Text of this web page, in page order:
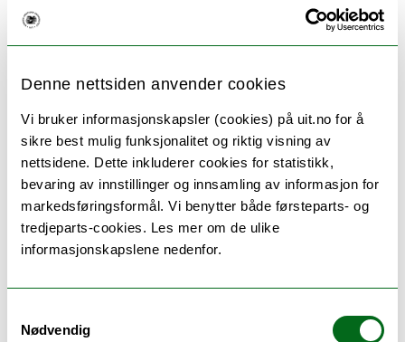
Denne nettsiden anvender cookies
Vi bruker informasjonskapsler (cookies) på uit.no for å
sikre best mulig funksjonalitet og riktig visning av
nettsidene. Dette inkluderer cookies for statistikk,
bevaring av innstillinger og innsamling av informasjon for
markedsføringsformål. Vi benytter både førsteparts- og
tredjeparts-cookies. Les mer om de ulike
informasjonskapslene nedenfor.
Nødvendig
for idrettslag, UiT ansatte, studenter og alle med
Program
(endringer kan forekomme)
08.30Lett servering
09.00Velkommen v/Mariann Bellika Hansen, RKBU UiT,
Fotballdrømmen laget av Redd barna
Frivillige organisasjoner i Tromsø forteller om sitt